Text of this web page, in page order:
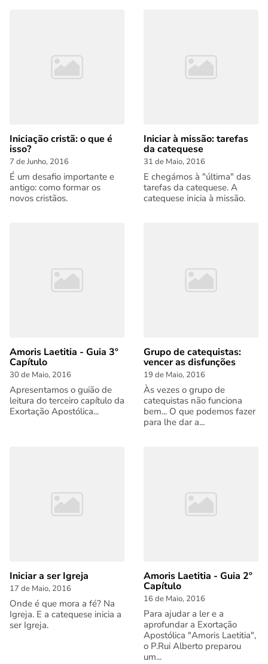
Iniciação cristã: o que é
isso?
7 de Junho, 2016
É um desafio importante e
antigo: como formar os
novos cristãos.
Iniciar à missão: tarefas
da catequese
31 de Maio, 2016
E chegámos à "última" das
tarefas da catequese. A
catequese inicia à missão.
Amoris Laetitia - Guia 3º
Capítulo
30 de Maio, 2016
Apresentamos o guião de
leitura do terceiro capítulo da
Exortação Apostólica...
Grupo de catequistas:
vencer as disfunções
19 de Maio, 2016
Às vezes o grupo de
catequistas não funciona
bem... O que podemos fazer
para lhe dar a...
Iniciar a ser Igreja
17 de Maio, 2016
Onde é que mora a fé? Na
Igreja. E a catequese inicia a
ser Igreja.
Amoris Laetitia - Guia 2º
Capítulo
16 de Maio, 2016
Para ajudar a ler e a
aprofundar a Exortação
Apostólica "Amoris Laetitia",
o P.Rui Alberto preparou
um...